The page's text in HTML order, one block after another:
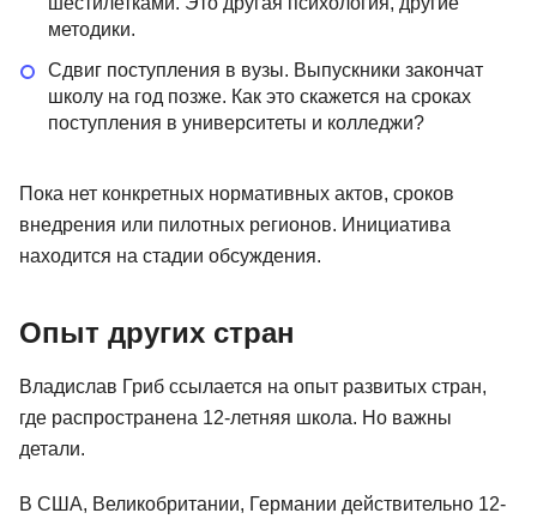
методики.
Сдвиг поступления в вузы. Выпускники закончат
школу на год позже. Как это скажется на сроках
поступления в университеты и колледжи?
Пока нет конкретных нормативных актов, сроков
внедрения или пилотных регионов. Инициатива
находится на стадии обсуждения.
Опыт других стран
Владислав Гриб ссылается на опыт развитых стран,
где распространена 12-летняя школа. Но важны
детали.
В США, Великобритании, Германии действительно 12-